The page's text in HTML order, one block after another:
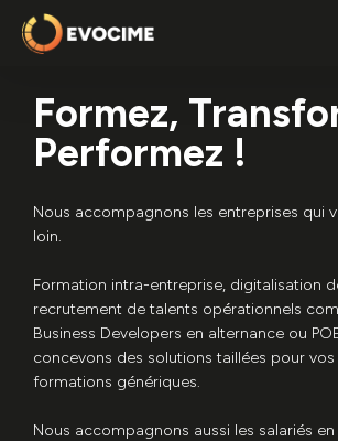
Formez,
Performez !
Nous accompagnons les entreprises qui
loin.
Formation intra-entreprise, digitalisation
recrutement de talents opérationnels
Business Developers en alternance ou
concevons des solutions taillées pour vos
formations génériques.
Nous accompagnons aussi les salariés